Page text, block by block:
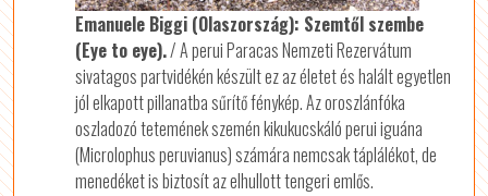
Emanuele Biggi (Olaszország): Szemtől szembe
(Eye to eye)./ A perui Paracas Nemzeti Rezervátum
sivatagos partvidékén készült ez az életet és halált egyetlen
jól elkapott pillanatba sűrítő fénykép. Az oroszlánfóka
oszladozó tetemének szemén kikukucskáló perui iguána
(Microlophus peruvianus) számára nemcsak táplálékot, de
menedéket is biztosít az elhullott tengeri emlős.